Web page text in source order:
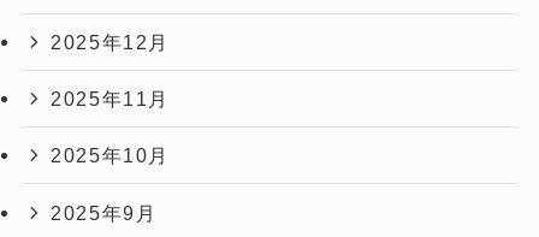
2025年12月
2025年11月
2025年10月
2025年9月